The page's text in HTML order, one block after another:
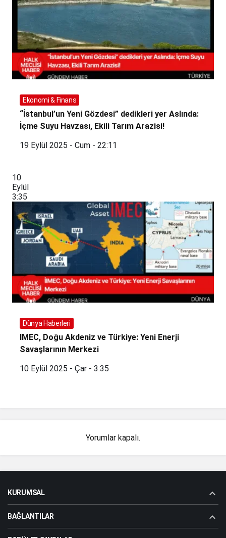
Ekonomi & Finans
“İstanbul’un Yeni Gözdesi” dedikleri yer Aslında:
İçme Suyu Havzası, Ekili Tarım Arazisi!
19 Eylül 2025 - Cum - 22:11
10
Eylül
3:35
Dünya Haberleri
IMEC, Doğu Akdeniz ve Türkiye: Yeni Enerji
Savaşlarının Merkezi
10 Eylül 2025 - Çar - 3:35
Yorumlar kapalı.
KURUMSAL
BAĞLANTILAR